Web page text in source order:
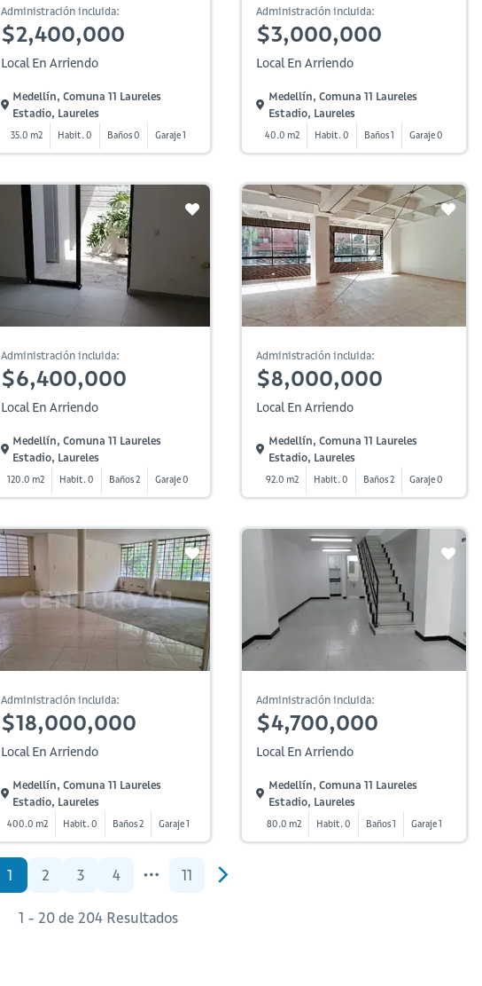
Administración incluida:
$2,400,000
Local En Arriendo
Medellín, Comuna 11 Laureles
Estadio, Laureles
35.0 m2 Habit. 0 Baños 0 Garaje 1
Administración incluida:
$3,000,000
Local En Arriendo
Medellín, Comuna 11 Laureles
Estadio, Laureles
40.0 m2 Habit. 0 Baños 1 Garaje 0
Administración incluida:
$6,400,000
Local En Arriendo
Medellín, Comuna 11 Laureles
Estadio, Laureles
120.0 m2 Habit. 0 Baños 2 Garaje 0
Administración incluida:
$8,000,000
Local En Arriendo
Medellín, Comuna 11 Laureles
Estadio, Laureles
92.0 m2 Habit. 0 Baños 2 Garaje 0
Administración incluida:
$18,000,000
Local En Arriendo
Medellín, Comuna 11 Laureles
Estadio, Laureles
400.0 m2 Habit. 0 Baños 2 Garaje 1
Administración incluida:
$4,700,000
Local En Arriendo
Medellín, Comuna 11 Laureles
Estadio, Laureles
80.0 m2 Habit. 0 Baños 1 Garaje 1
1 2 3 4 11
1 - 20 de 204 Resultados